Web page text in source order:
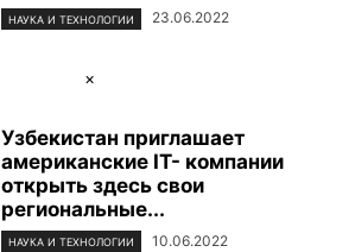
НАУКА И ТЕХНОЛОГИИ 23.06.2022
×
Узбекистан приглашает
американские IТ- компании
открыть здесь свои
региональные...
НАУКА И ТЕХНОЛОГИИ 10.06.2022